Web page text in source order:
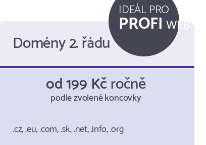
Domény 2. řádu
IDEÁL PRO
PROFI WEB
od 199 Kčročně
podle zvolené koncovky
.cz, .eu, .com, .sk, .net, .info, .org